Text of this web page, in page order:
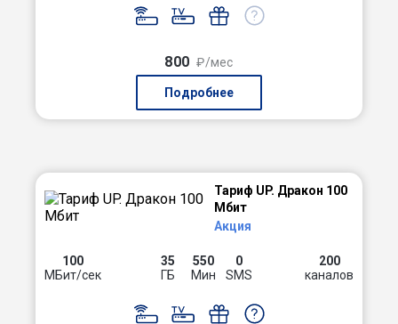
800 ₽/мес
Подробнее
Тариф UP. Дракон 100
Мбит
Акция
100
МБит/сек
35
ГБ
550
Мин
0
SMS
200
каналов